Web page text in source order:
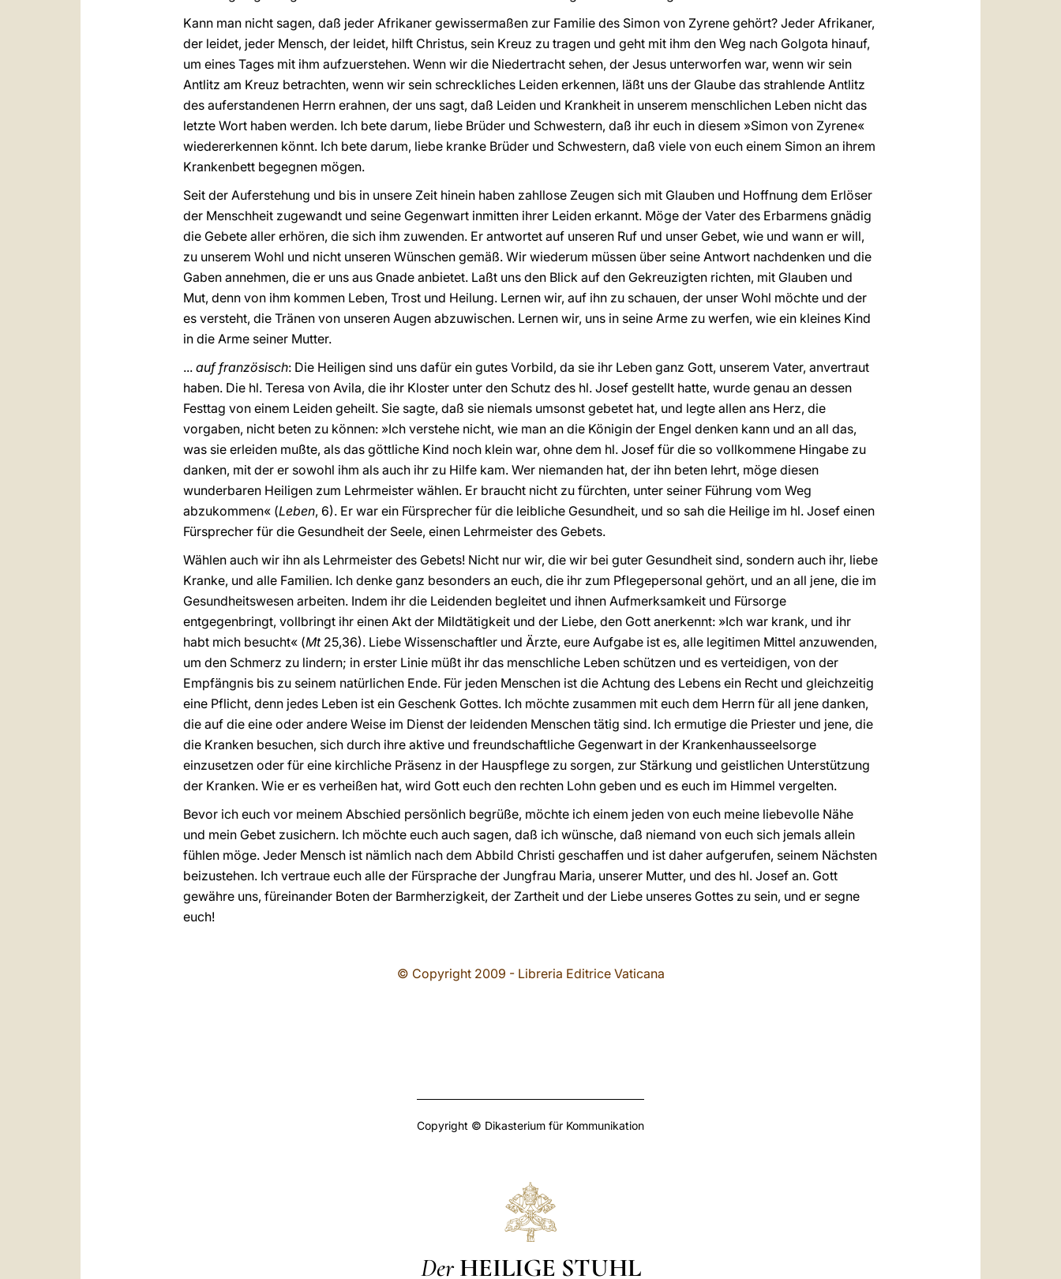
Kann man nicht sagen, daß jeder Afrikaner gewissermaßen zur Familie des Simon von Zyrene gehört? Jeder Afrikaner,
der leidet, jeder Mensch, der leidet, hilft Christus, sein Kreuz zu tragen und geht mit ihm den Weg nach Golgota hinauf,
um eines Tages mit ihm aufzuerstehen. Wenn wir die Niedertracht sehen, der Jesus unterworfen war, wenn wir sein
Antlitz am Kreuz betrachten, wenn wir sein schreckliches Leiden erkennen, läßt uns der Glaube das strahlende Antlitz
des auferstandenen Herrn erahnen, der uns sagt, daß Leiden und Krankheit in unserem menschlichen Leben nicht das
letzte Wort haben werden. Ich bete darum, liebe Brüder und Schwestern, daß ihr euch in diesem »Simon von Zyrene«
wiedererkennen könnt. Ich bete darum, liebe kranke Brüder und Schwestern, daß viele von euch einem Simon an ihrem
Krankenbett begegnen mögen.
Seit der Auferstehung und bis in unsere Zeit hinein haben zahllose Zeugen sich mit Glauben und Hoffnung dem Erlöser
der Menschheit zugewandt und seine Gegenwart inmitten ihrer Leiden erkannt. Möge der Vater des Erbarmens gnädig
die Gebete aller erhören, die sich ihm zuwenden. Er antwortet auf unseren Ruf und unser Gebet, wie und wann er will,
zu unserem Wohl und nicht unseren Wünschen gemäß. Wir wiederum müssen über seine Antwort nachdenken und die
Gaben annehmen, die er uns aus Gnade anbietet. Laßt uns den Blick auf den Gekreuzigten richten, mit Glauben und
Mut, denn von ihm kommen Leben, Trost und Heilung. Lernen wir, auf ihn zu schauen, der unser Wohl möchte und der
es versteht, die Tränen von unseren Augen abzuwischen. Lernen wir, uns in seine Arme zu werfen, wie ein kleines Kind
in die Arme seiner Mutter.
... auf französisch: Die Heiligen sind uns dafür ein gutes Vorbild, da sie ihr Leben ganz Gott, unserem Vater, anvertraut
haben. Die hl. Teresa von Avila, die ihr Kloster unter den Schutz des hl. Josef gestellt hatte, wurde genau an dessen
Festtag von einem Leiden geheilt. Sie sagte, daß sie niemals umsonst gebetet hat, und legte allen ans Herz, die
vorgaben, nicht beten zu können: »Ich verstehe nicht, wie man an die Königin der Engel denken kann und an all das,
was sie erleiden mußte, als das göttliche Kind noch klein war, ohne dem hl. Josef für die so vollkommene Hingabe zu
danken, mit der er sowohl ihm als auch ihr zu Hilfe kam. Wer niemanden hat, der ihn beten lehrt, möge diesen
wunderbaren Heiligen zum Lehrmeister wählen. Er braucht nicht zu fürchten, unter seiner Führung vom Weg
abzukommen« (Leben, 6). Er war ein Fürsprecher für die leibliche Gesundheit, und so sah die Heilige im hl. Josef einen
Fürsprecher für die Gesundheit der Seele, einen Lehrmeister des Gebets.
Wählen auch wir ihn als Lehrmeister des Gebets! Nicht nur wir, die wir bei guter Gesundheit sind, sondern auch ihr, liebe
Kranke, und alle Familien. Ich denke ganz besonders an euch, die ihr zum Pflegepersonal gehört, und an all jene, die im
Gesundheitswesen arbeiten. Indem ihr die Leidenden begleitet und ihnen Aufmerksamkeit und Fürsorge
entgegenbringt, vollbringt ihr einen Akt der Mildtätigkeit und der Liebe, den Gott anerkennt: »Ich war krank, und ihr
habt mich besucht« (Mt25,36). Liebe Wissenschaftler und Ärzte, eure Aufgabe ist es, alle legitimen Mittel anzuwenden,
um den Schmerz zu lindern; in erster Linie müßt ihr das menschliche Leben schützen und es verteidigen, von der
Empfängnis bis zu seinem natürlichen Ende. Für jeden Menschen ist die Achtung des Lebens ein Recht und gleichzeitig
eine Pflicht, denn jedes Leben ist ein Geschenk Gottes. Ich möchte zusammen mit euch dem Herrn für all jene danken,
die auf die eine oder andere Weise im Dienst der leidenden Menschen tätig sind. Ich ermutige die Priester und jene, die
die Kranken besuchen, sich durch ihre aktive und freundschaftliche Gegenwart in der Krankenhausseelsorge
einzusetzen oder für eine kirchliche Präsenz in der Hauspflege zu sorgen, zur Stärkung und geistlichen Unterstützung
der Kranken. Wie er es verheißen hat, wird Gott euch den rechten Lohn geben und es euch im Himmel vergelten.
Bevor ich euch vor meinem Abschied persönlich begrüße, möchte ich einem jeden von euch meine liebevolle Nähe
und mein Gebet zusichern. Ich möchte euch auch sagen, daß ich wünsche, daß niemand von euch sich jemals allein
fühlen möge. Jeder Mensch ist nämlich nach dem Abbild Christi geschaffen und ist daher aufgerufen, seinem Nächsten
beizustehen. Ich vertraue euch alle der Fürsprache der Jungfrau Maria, unserer Mutter, und des hl. Josef an. Gott
gewähre uns, füreinander Boten der Barmherzigkeit, der Zartheit und der Liebe unseres Gottes zu sein, und er segne
euch!
© Copyright 2009 - Libreria Editrice Vaticana
Copyright © Dikasterium für Kommunikation
Der HEILIGE STUHL